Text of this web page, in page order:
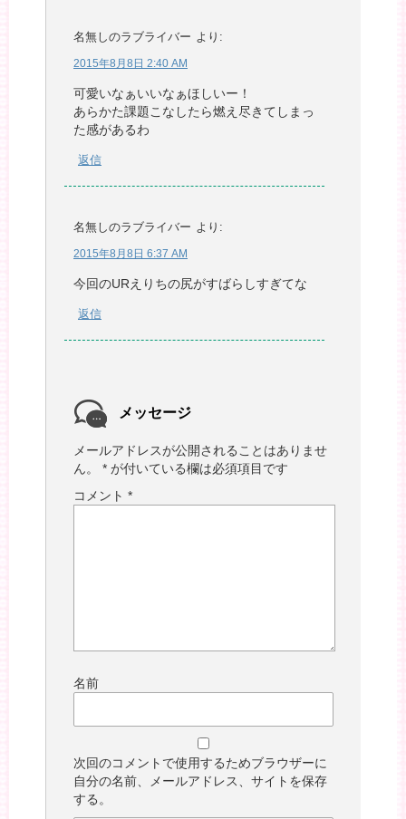
名無しのラブライバー より:
2015年8月8日 2:40 AM
可愛いなぁいいなぁほしいー！
あらかた課題こなしたら燃え尽きてしまっ
た感があるわ
返信
名無しのラブライバー より:
2015年8月8日 6:37 AM
今回のURえりちの尻がすばらしすぎてな
返信
メッセージ
メールアドレスが公開されることはありませ
ん。
* が付いている欄は必須項目です
コメント *
名前
次回のコメントで使用するためブラウザーに
自分の名前、メールアドレス、サイトを保存
する。